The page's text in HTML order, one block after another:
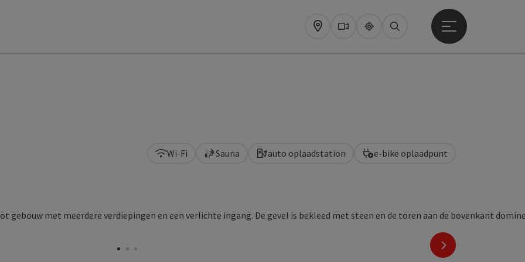
Map WebcamsUpperguide
Zoeken
Startmenu openen
nächstes Element
Wi-Fi Sauna auto oplaadstation e-bike oplaadpunt